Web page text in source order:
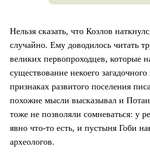
Нельзя сказать, что Козлов
случайно. Ему доводилось читать
великих первопроходцев, которые
существование некоего
признаках развитого поселения
похожие мысли высказывал и
тоже не позволяли сомневаться: у
явно что-то есть, и пустыня Гоби
археологов.